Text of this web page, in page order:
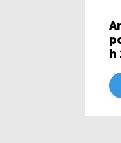
h